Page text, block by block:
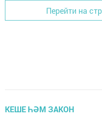
Перейти на
КЕШЕ ҺӘМ ЗАКОН